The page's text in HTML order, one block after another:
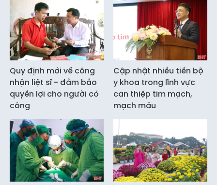
Quy định mới về công
nhận liệt sĩ - đảm bảo
quyền lợi cho người có
công
Cập nhật nhiều tiến bộ
y khoa trong lĩnh vực
can thiệp tim mạch,
mạch máu